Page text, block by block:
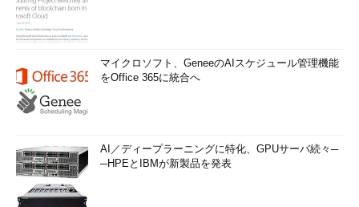
マイクロソフト、GeneeのAIスケジュール管理機能
をOffice 365に統合へ
AI／ディープラーニングに特化、GPUサーバ続々─
─HPEとIBMが新製品を発表